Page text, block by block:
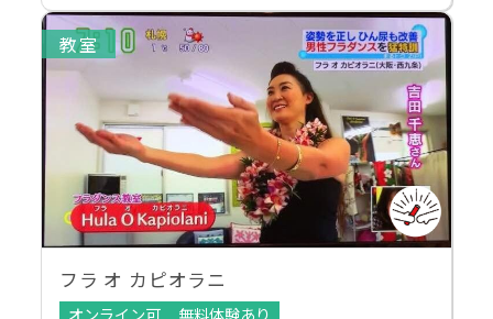
教室
フラ オ カピオラニ
オンライン可
無料体験あり